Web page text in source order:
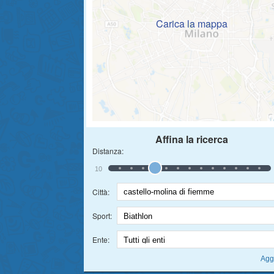
Carica la mappa
Affina la ricerca
Distanza:
10
Città:
Sport:
Ente: